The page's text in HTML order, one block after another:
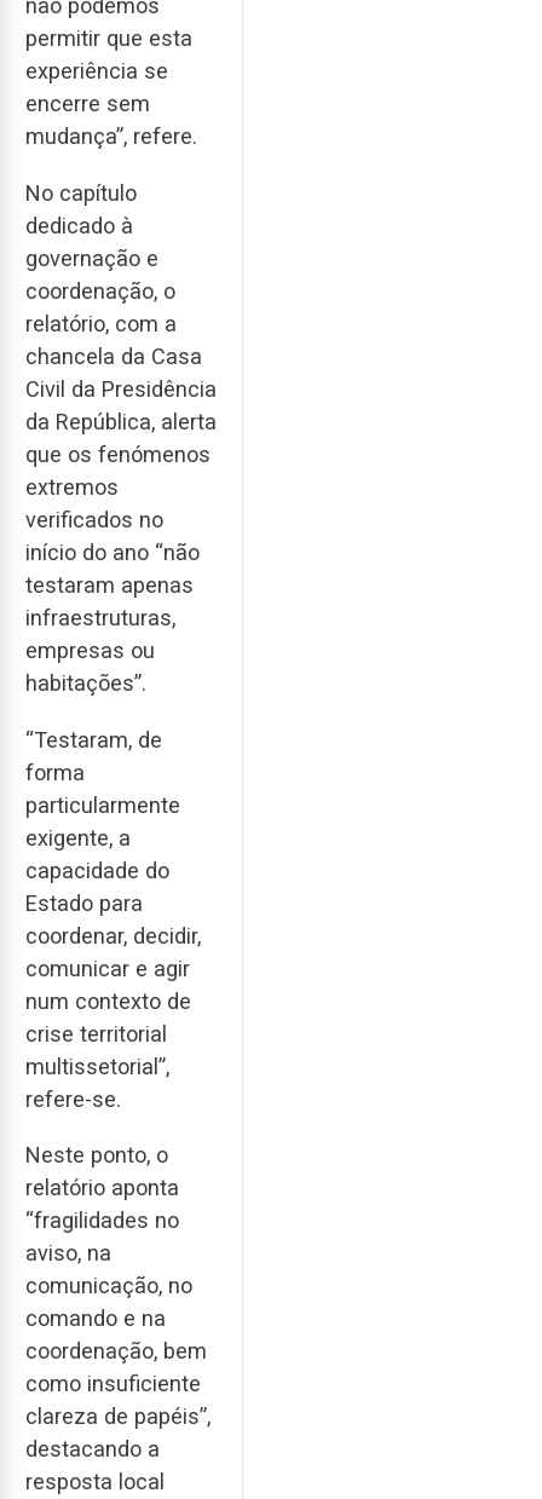
não podemos
permitir que esta
experiência se
encerre sem
mudança”, refere.
No capítulo
dedicado à
governação e
coordenação, o
relatório, com a
chancela da Casa
Civil da Presidência
da República, alerta
que os fenómenos
extremos
verificados no
início do ano “não
testaram apenas
infraestruturas,
empresas ou
habitações”.
“Testaram, de
forma
particularmente
exigente, a
capacidade do
Estado para
coordenar, decidir,
comunicar e agir
num contexto de
crise territorial
multissetorial”,
refere-se.
Neste ponto, o
relatório aponta
“fragilidades no
aviso, na
comunicação, no
comando e na
coordenação, bem
como insuficiente
clareza de papéis”,
destacando a
resposta local